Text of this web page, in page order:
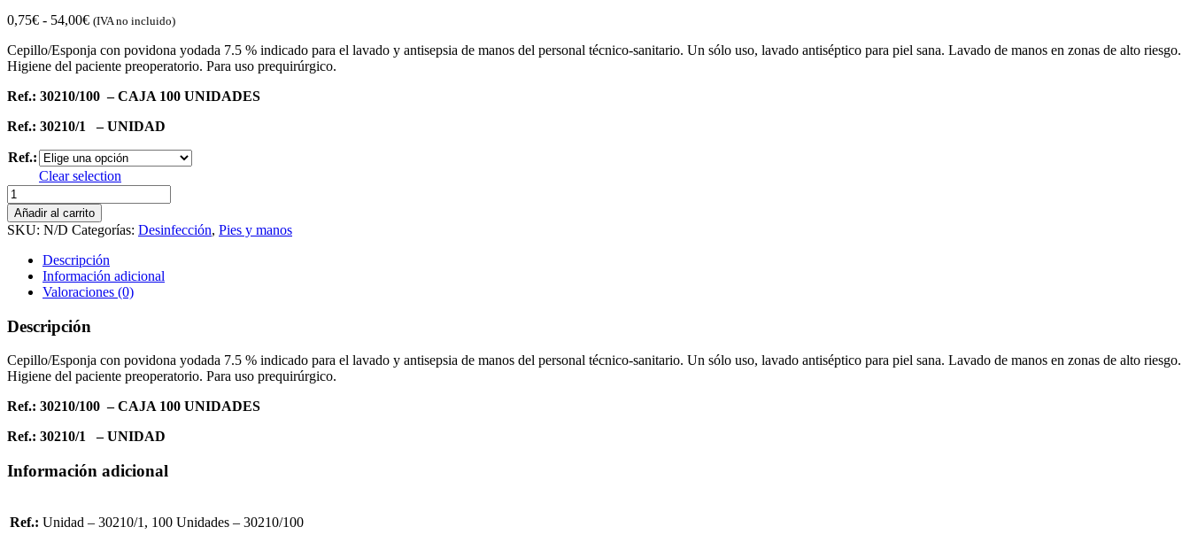
0,75€ - 54,00€Rango
precios:
desde
hasta
(IVA no incluido)
Cepillo/Esponja con povidona yodada 7.5 % indicado para el lavado y antisepsia de manos del personal técnico-sanitario. Un sólo uso, lavado antiséptico para piel sana. Lavado de manos en zonas de alto riesgo.
Higiene del paciente preoperatorio. Para uso prequirúrgico.
Ref.: 30210/100 – CAJA 100 UNIDADES
Ref.: 30210/1 – UNIDAD
Ref.:
Clear selection
Cepillo
Quirurgico
Povidona
cantidad
Añadir al carrito
SKU: N/D Categorías: Desinfección, Pies y manos
Descripción
Información adicional
Valoraciones (0)
Descripción
Cepillo/Esponja con povidona yodada 7.5 % indicado para el lavado y antisepsia de manos del personal técnico-sanitario. Un sólo uso, lavado antiséptico para piel sana. Lavado de manos en zonas de alto riesgo.
Higiene del paciente preoperatorio. Para uso prequirúrgico.
Ref.: 30210/100 – CAJA 100 UNIDADES
Ref.: 30210/1 – UNIDAD
Información adicional
Ref.: Unidad – 30210/1, 100 Unidades – 30210/100